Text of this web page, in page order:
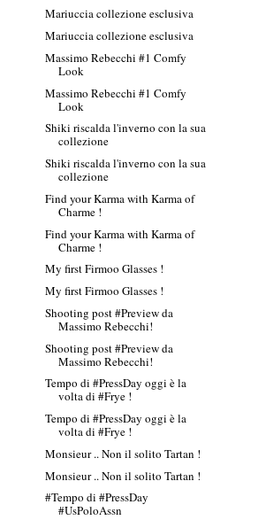
Mariuccia collezione esclusiva
Mariuccia collezione esclusiva
Massimo Rebecchi #1 Comfy
Look
Massimo Rebecchi #1 Comfy
Look
Shiki riscalda l'inverno con la sua
collezione
Shiki riscalda l'inverno con la sua
collezione
Find your Karma with Karma of
Charme !
Find your Karma with Karma of
Charme !
My first Firmoo Glasses !
My first Firmoo Glasses !
Shooting post #Preview da
Massimo Rebecchi!
Shooting post #Preview da
Massimo Rebecchi!
Tempo di #PressDay oggi è la
volta di #Frye !
Tempo di #PressDay oggi è la
volta di #Frye !
Monsieur .. Non il solito Tartan !
Monsieur .. Non il solito Tartan !
#Tempo di #PressDay
#UsPoloAssn